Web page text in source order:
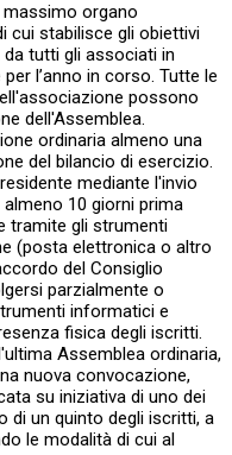
organo
cui stabilisce gli obiettivi
tutti gli associati in
l’anno in corso. Tutte le
possono
dell'Assemblea.
ordinaria almeno una
del bilancio di esercizio.
mediante l'invio
10 giorni prima
tramite gli strumenti
(posta elettronica o altro
del Consiglio
parzialmente o
informatici e
fisica degli iscritti.
Assemblea ordinaria,
nuova convocazione,
su iniziativa di uno dei
di un quinto degli iscritti, a
le modalità di cui al